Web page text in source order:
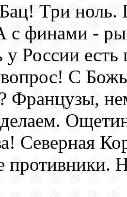
Три ноль.
с финами -
у России
С
Французы,
Северная
противники.